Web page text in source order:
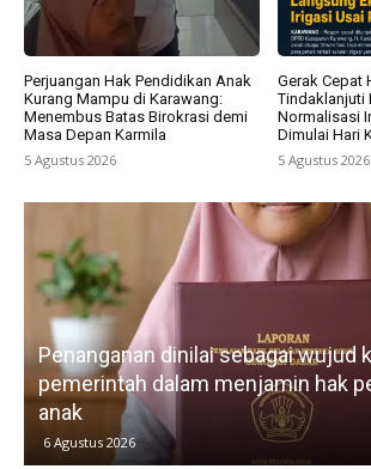
Perjuangan Hak Pendidikan Anak
Kurang Mampu di Karawang:
Menembus Batas Birokrasi demi
Masa Depan Karmila
5 Agustus 2026
Gerak Cepat
Tindaklanjuti
Normalisasi
Dimulai Hari
5 Agustus 2026
Penanganan dinilai sebagai wujud
pemerintah dalam menjamin hak
anak
6 Agustus 2026